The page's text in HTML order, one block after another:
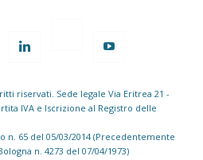
riservati. Sede legale Via Eritrea 21 -
IVA e Iscrizione al Registro delle
n. 65 del 05/03/2014 (Precedentemente
n. 4273 del 07/04/1973)